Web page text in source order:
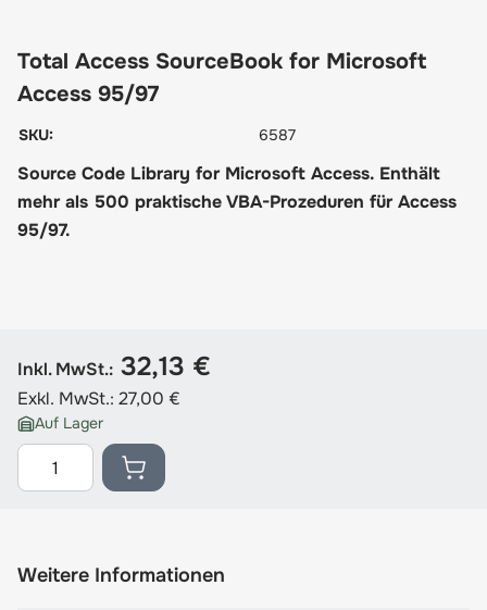
Total Access SourceBook for Microsoft
Access 95/97
Source Code Library for Microsoft Access. Enthält
mehr als 500 praktische VBA-Prozeduren für Access
95/97.
SKU: 6587
Inkl. MwSt.: 32,13 €
Exkl. MwSt.: 27,00 €
Auf Lager
Menge
Weitere Informationen